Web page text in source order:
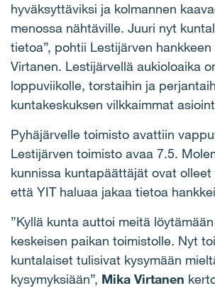
hyväksyttäviksi ja kolmannen
menossa nähtäville. Juuri nyt
tietoa”, pohtii Lestijärven
Virtanen. Lestijärvellä aukioloaika
loppuviikolle, torstaihin ja
kuntakeskuksen vilkkaimmat
Pyhäjärvelle toimisto avattiin
Lestijärven toimisto avaa 7.5.
kunnissa kuntapäättäjät ovat olleet
että YIT haluaa jakaa tietoa
”Kyllä kunta auttoi meitä
keskeisen paikan toimistolle. Nyt
kuntalaiset tulisivat kysymään
kysymyksiään”, Mika Virtanen